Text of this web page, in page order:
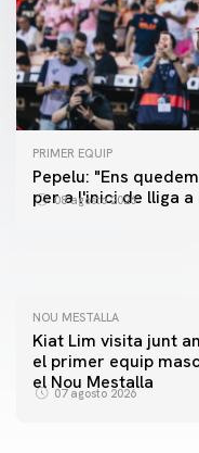
PRIMER EQUIP
Pepelu: "Ens
per a l'inici de lliga
08 agosto 2026
PRIMER EQUIP
📸 #ValenciaNUFC
PRIMER EQUIP
MESTALLA 📍
NOU MESTALLA
Kiat Lim visita junt
el primer equip
el Nou Mestalla
07 agosto 2026